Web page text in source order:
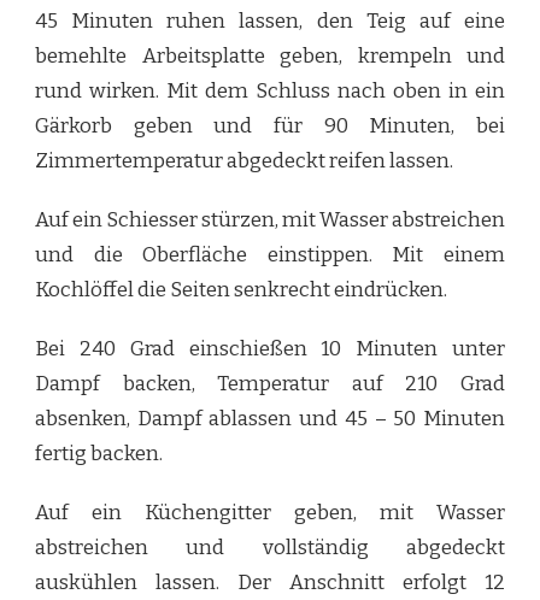
45 Minuten ruhen lassen, den Teig auf eine
bemehlte Arbeitsplatte geben, krempeln und
rund wirken. Mit dem Schluss nach oben in ein
Gärkorb geben und für 90 Minuten, bei
Zimmertemperatur abgedeckt reifen lassen.
Auf ein Schiesser stürzen, mit Wasser abstreichen
und die Oberfläche einstippen. Mit einem
Kochlöffel die Seiten senkrecht eindrücken.
Bei 240 Grad einschießen 10 Minuten unter
Dampf backen, Temperatur auf 210 Grad
absenken, Dampf ablassen und 45 – 50 Minuten
fertig backen.
Auf ein Küchengitter geben, mit Wasser
abstreichen und vollständig abgedeckt
auskühlen lassen. Der Anschnitt erfolgt 12